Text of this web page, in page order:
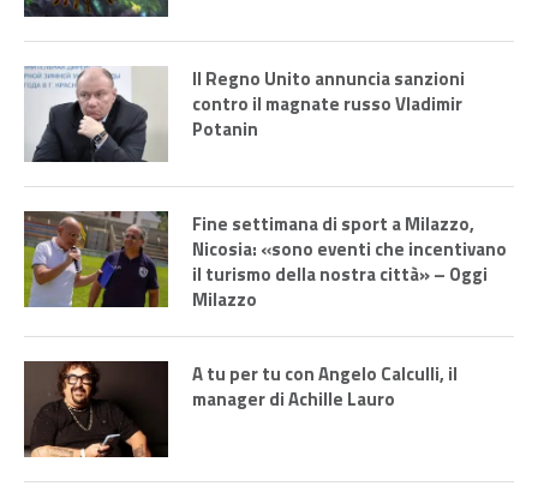
Il Regno Unito annuncia sanzioni
contro il magnate russo Vladimir
Potanin
Fine settimana di sport a Milazzo,
Nicosia: «sono eventi che incentivano
il turismo della nostra città» – Oggi
Milazzo
A tu per tu con Angelo Calculli, il
manager di Achille Lauro